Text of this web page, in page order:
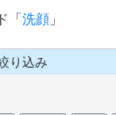
「 洗顔 」
り込み